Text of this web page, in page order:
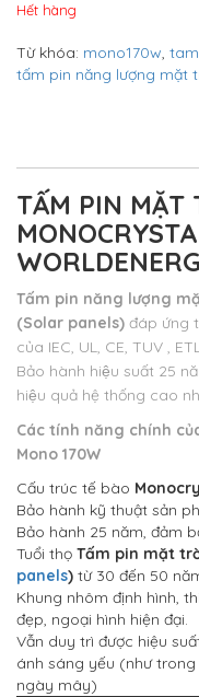
Hết hàng
Từ khóa: mono170w,
tấm pin năng lượng mặt
TẤM PIN MẶT
Tấm pin năng lượng
(Solar panels) đáp ứng
của IEC, UL, CE, TUV ,
Bảo hành hiệu suất 25
hiệu quả hệ thống cao
Các tính năng chính
Mono 170W
Cấu trúc tế bào
Bảo hành kỹ thuật sản
Bảo hành 25 năm, đảm
Tuổi thọ Tấm pin mặt
panels) từ 30 đến 50
Khung nhôm định hình,
đẹp, ngoại hình hiện đại.
Vẫn duy trì được hiệu
ánh sáng yếu (như
ngày mây)